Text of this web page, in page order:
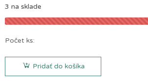
drevo
3 na sklade
Počet ks:
Podložka
Pridať do košíka